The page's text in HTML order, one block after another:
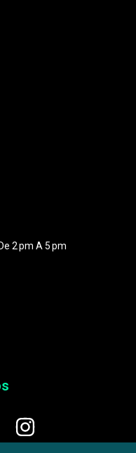
2 Pm A 5 Pm